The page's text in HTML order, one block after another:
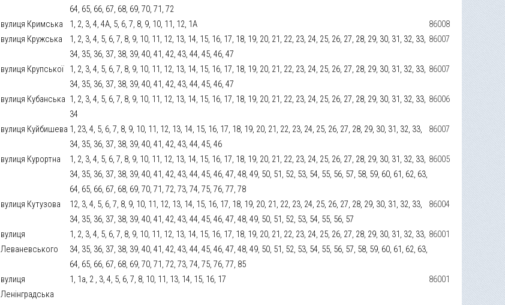
64, 65, 66, 67, 68, 69, 70, 71, 72
вулиця Кримська 1, 2, 3, 4, 4А, 5, 6, 7, 8, 9, 10, 11, 12, 1А
86008
вулиця Кружська
1, 2, 3, 4, 5, 6, 7, 8, 9, 10, 11, 12, 13, 14, 15, 16, 17, 18, 19, 20, 21, 22, 23, 24, 25, 26, 27, 28, 29, 30, 31, 32, 33,
34, 35, 36, 37, 38, 39, 40, 41, 42, 43, 44, 45, 46, 47
86007
вулиця Крупської 1, 2, 3, 4, 5, 6, 7, 8, 9, 10, 11, 12, 13, 14, 15, 16, 17, 18, 19, 20, 21, 22, 23, 24, 25, 26, 27, 28, 29, 30, 31, 32, 33,
34, 35, 36, 37, 38, 39, 40, 41, 42, 43, 44, 45, 46, 47
86007
вулиця Кубанська 1, 2, 3, 4, 5, 6, 7, 8, 9, 10, 11, 12, 13, 14, 15, 16, 17, 18, 19, 20, 21, 22, 23, 24, 25, 26, 27, 28, 29, 30, 31, 32, 33,
34
86006
вулиця Куйбишева 1, 23, 4, 5, 6, 7, 8, 9, 10, 11, 12, 13, 14, 15, 16, 17, 18, 19, 20, 21, 22, 23, 24, 25, 26, 27, 28, 29, 30, 31, 32, 33,
34, 35, 36, 37, 38, 39, 40, 41, 42, 43, 44, 45, 46
86007
вулиця Курортна
1, 2, 3, 4, 5, 6, 7, 8, 9, 10, 11, 12, 13, 14, 15, 16, 17, 18, 19, 20, 21, 22, 23, 24, 25, 26, 27, 28, 29, 30, 31, 32, 33,
34, 35, 36, 37, 38, 39, 40, 41, 42, 43, 44, 45, 46, 47, 48, 49, 50, 51, 52, 53, 54, 55, 56, 57, 58, 59, 60, 61, 62, 63,
64, 65, 66, 67, 68, 69, 70, 71, 72, 73, 74, 75, 76, 77, 78
86005
вулиця Кутузова
12, 3, 4, 5, 6, 7, 8, 9, 10, 11, 12, 13, 14, 15, 16, 17, 18, 19, 20, 21, 22, 23, 24, 25, 26, 27, 28, 29, 30, 31, 32, 33,
34, 35, 36, 37, 38, 39, 40, 41, 42, 43, 44, 45, 46, 47, 48, 49, 50, 51, 52, 53, 54, 55, 56, 57
86004
вулиця
Леваневського
1, 2, 3, 4, 5, 6, 7, 8, 9, 10, 11, 12, 13, 14, 15, 16, 17, 18, 19, 20, 21, 22, 23, 24, 25, 26, 27, 28, 29, 30, 31, 32, 33,
34, 35, 36, 37, 38, 39, 40, 41, 42, 43, 44, 45, 46, 47, 48, 49, 50, 51, 52, 53, 54, 55, 56, 57, 58, 59, 60, 61, 62, 63,
64, 65, 66, 67, 68, 69, 70, 71, 72, 73, 74, 75, 76, 77, 85
86001
вулиця
Ленінградська
1, 1а, 2 , 3, 4, 5, 6, 7, 8, 10, 11, 13, 14, 15, 16, 17 86001